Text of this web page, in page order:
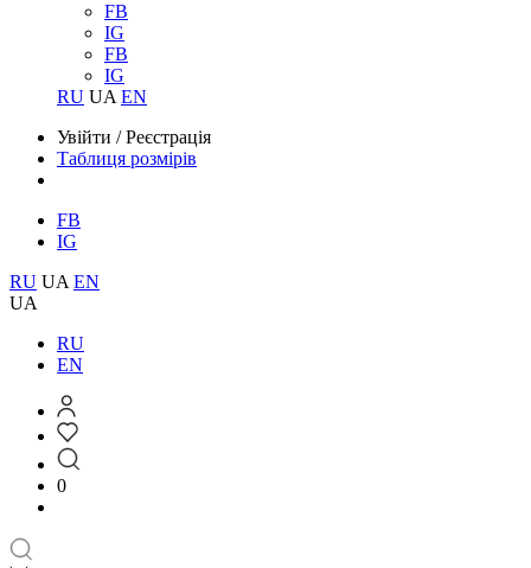
FB
IG
FB
IG
RU UA EN
Увійти /Реєстрація
Таблиця розмірів
FB
IG
RU UA EN
UA
RU
EN
0